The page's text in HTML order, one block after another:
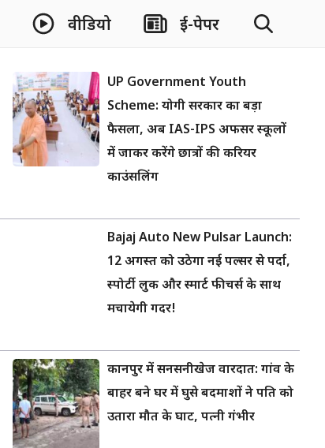
वीडियो ई-पेपर
UP Government Youth
Scheme: योगी सरकार का बड़ा
फैसला, अब IAS-IPS अफसर स्कूलों
में जाकर करेंगे छात्रों की करियर
काउंसलिंग
Bajaj Auto New Pulsar Launch:
12 अगस्त को उठेगा नई पल्सर से पर्दा,
स्पोर्टी लुक और स्मार्ट फीचर्स के साथ
मचायेगी गदर!
कानपुर में सनसनीखेज वारदात: गांव के
बाहर बने घर में घुसे बदमाशों ने पति को
उतारा मौत के घाट, पत्नी गंभीर